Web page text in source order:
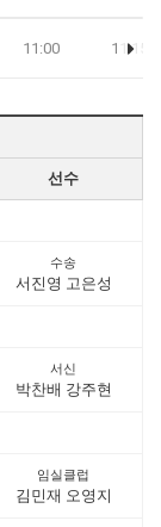
11:00 11:15
선수
수송
서진영 고은성
서신
박찬배 강주현
임실클럽
김민재 오영지